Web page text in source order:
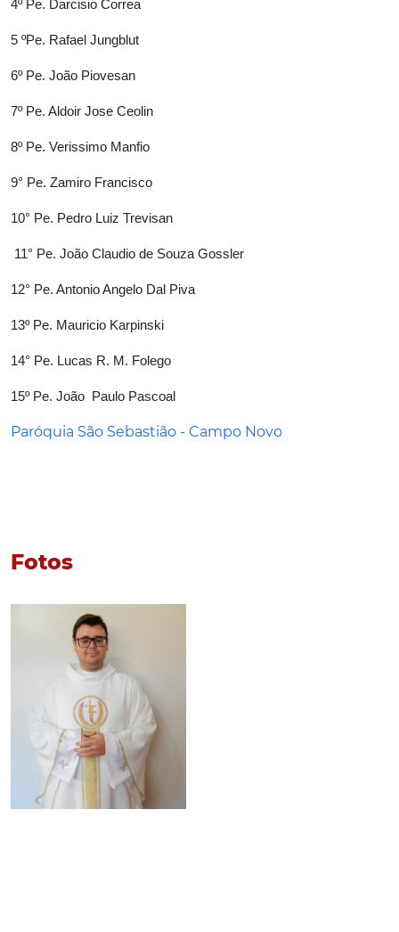
4º Pe. Darcisio Correa
5 ºPe. Rafael Jungblut
6º Pe. João Piovesan
7º Pe. Aldoir Jose Ceolin
8º Pe. Verissimo Manfio
9° Pe. Zamiro Francisco
10° Pe. Pedro Luiz Trevisan
11° Pe. João Claudio de Souza Gossler
12° Pe. Antonio Angelo Dal Piva
13º Pe. Mauricio Karpinski
14° Pe. Lucas R. M. Folego
15º Pe. João Paulo Pascoal
Paróquia São Sebastião - Campo Novo
Fotos